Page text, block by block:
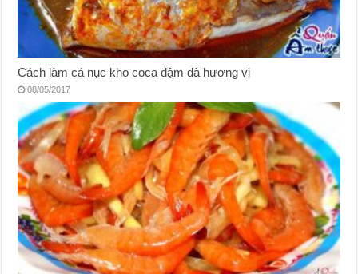
Cách làm cá nục kho coca đậm đà hương vị
08/05/2017